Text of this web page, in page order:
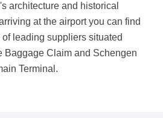
architecture and historical
at the airport you can find
leading suppliers situated
Baggage Claim and Schengen
Terminal.